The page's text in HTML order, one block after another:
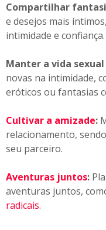
Compartilhar
e desejos mais
intimidade e confiança.
Manter a vida
novas na intimidade,
eróticos ou fantasias
Cultivar a amizade:
relacionamento,
seu parceiro.
Aventuras juntos:
aventuras juntos,
radicais.